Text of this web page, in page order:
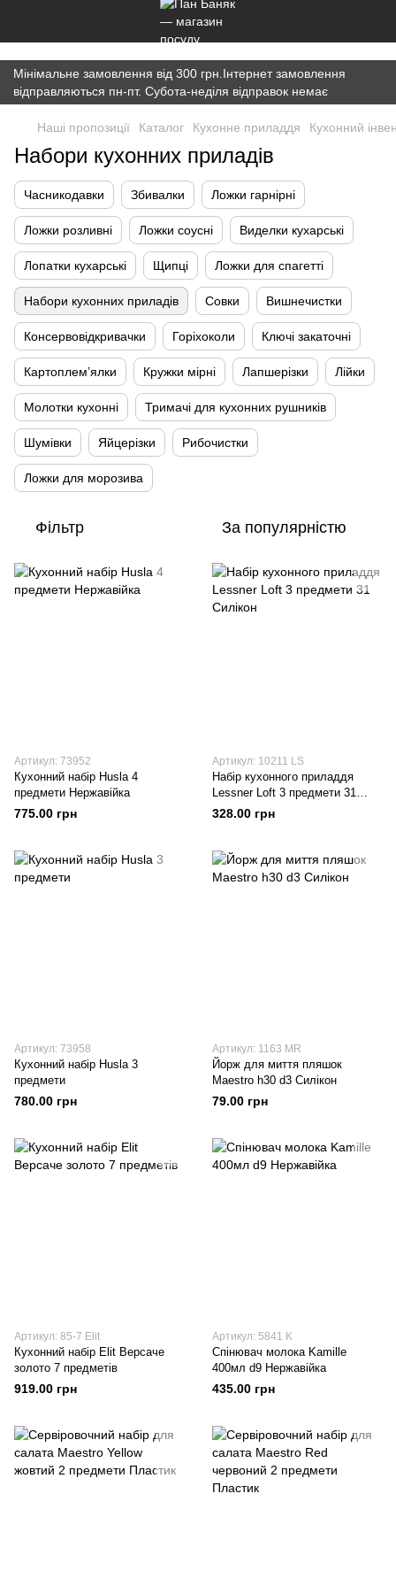
})(window,document,'script','dataLayer','GTM-K7JWBM2W');
Мінімальне замовлення від 300 грн.Інтернет замовлення
відправляються пн-пт. Субота-неділя відправок немає
Наші пропозиції Каталог Кухонне приладдя Кухонний
Набори кухонних приладів
Часникодавки Збивалки Ложки гарнірні
Ложки розливні Ложки соусні Виделки кухарські
Лопатки кухарські Щипці Ложки для спагетті
Набори кухонних приладів Совки Вишнечистки
Консервовідкривачки Горіхоколи Ключі закаточні
Картоплем’ялки Кружки мірні Лапшерізки Лійки
Молотки кухонні Тримачі для кухонних рушників
Шумівки Яйцерізки Рибочистки
Ложки для морозива
Фільтр За популярністю
Артикул: 73952
Кухонний набір Husla 4
предмети Нержавійка
775.00 грн
Артикул: 10211 LS
Набір кухонного приладдя
Lessner Loft 3 предмети 31
Силікон
328.00 грн
Артикул: 73958
Кухонний набір Husla 3
предмети
780.00 грн
Артикул: 1163 MR
Йорж для миття пляшок
Maestro h30 d3 Силікон
79.00 грн
Артикул: 85-7 Elit
Кухонний набір Elit Версаче
золото 7 предметів
919.00 грн
Артикул: 5841 K
Спінювач молока Kamille
400мл d9 Нержавійка
435.00 грн